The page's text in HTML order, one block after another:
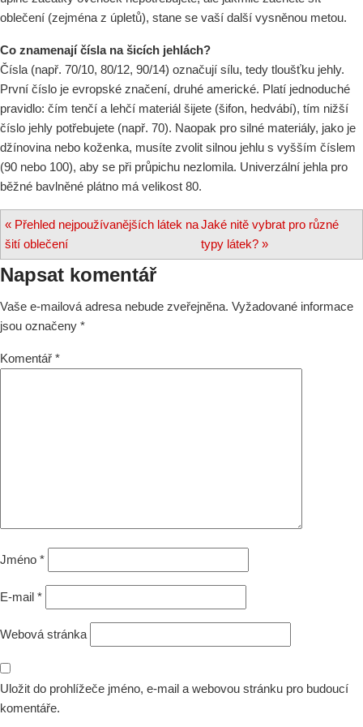
oblečení (zejména z úpletů), stane se vaší další vysněnou metou.
Co znamenají čísla na šicích jehlách?
Čísla (např. 70/10, 80/12, 90/14) označují sílu, tedy tloušťku jehly.
První číslo je evropské značení, druhé americké. Platí jednoduché
pravidlo: čím tenčí a lehčí materiál šijete (šifon, hedvábí), tím nižší
číslo jehly potřebujete (např. 70). Naopak pro silné materiály, jako je
džínovina nebo koženka, musíte zvolit silnou jehlu s vyšším číslem
(90 nebo 100), aby se při průpichu nezlomila. Univerzální jehla pro
běžné bavlněné plátno má velikost 80.
Navigace
pro
příspěvek
« Přehled nejpoužívanějších látek na
šití oblečení
Jaké nitě vybrat pro různé
typy látek? »
Napsat komentář
Vaše e-mailová adresa nebude zveřejněna. Vyžadované informace
jsou označeny *
Komentář *
Jméno *
E-mail *
Webová stránka
Uložit do prohlížeče jméno, e-mail a webovou stránku pro budoucí
komentáře.